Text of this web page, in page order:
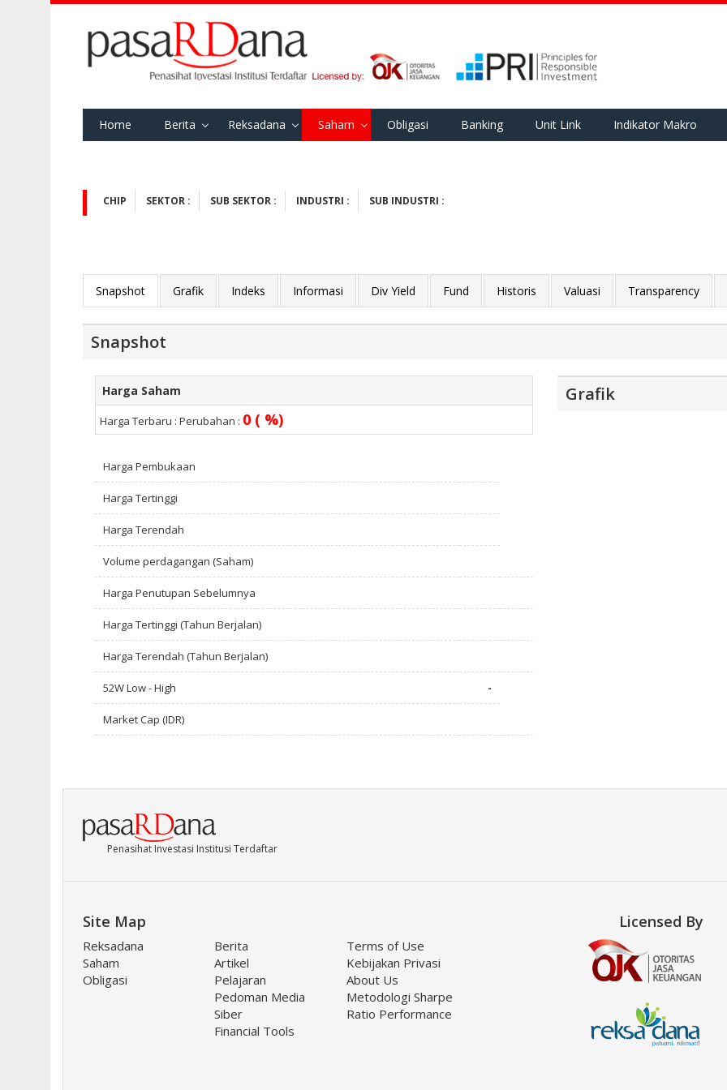
Home Berita Reksadana Saham Obligasi Banking Unit Link Indikator Makro
CHIP SEKTOR : SUB SEKTOR : INDUSTRI : SUB INDUSTRI :
Snapshot Grafik Indeks Informasi Div Yield Fund Historis Valuasi Transparency
Snapshot
Harga Saham
Harga Terbaru : Perubahan : 0 ( %)
Harga Pembukaan
Harga Tertinggi
Harga Terendah
Volume perdagangan (Saham)
Harga Penutupan Sebelumnya
Harga Tertinggi (Tahun Berjalan)
Harga Terendah (Tahun Berjalan)
52W Low - High -
Market Cap (IDR)
Grafik
Penasihat Investasi Institusi Terdaftar
Site Map
Reksadana
Saham
Obligasi
Berita
Artikel
Pelajaran
Pedoman Media
Siber
Financial Tools
Terms of Use
Kebijakan Privasi
About Us
Metodologi Sharpe
Ratio Performance
Licensed By